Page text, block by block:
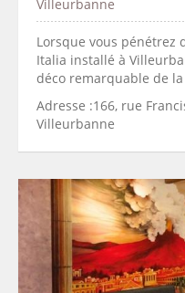
Villeurbanne
Lorsque vous pénétrez
Italia installé à
déco remarquable de la
Adresse :166, rue
Villeurbanne